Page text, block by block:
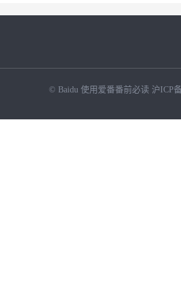
© Baidu 使用爱番番前必读 沪ICP